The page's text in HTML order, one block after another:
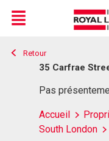
Live
En Direct
Menu
Retour
35 Carfrae
Pas
Accueil
South London